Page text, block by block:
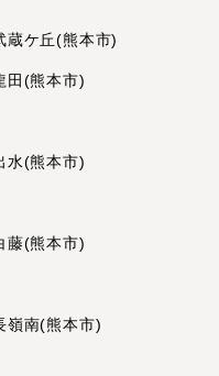
ケ丘(熊本市)
田(熊本市)
水(熊本市)
藤(熊本市)
嶺南(熊本市)